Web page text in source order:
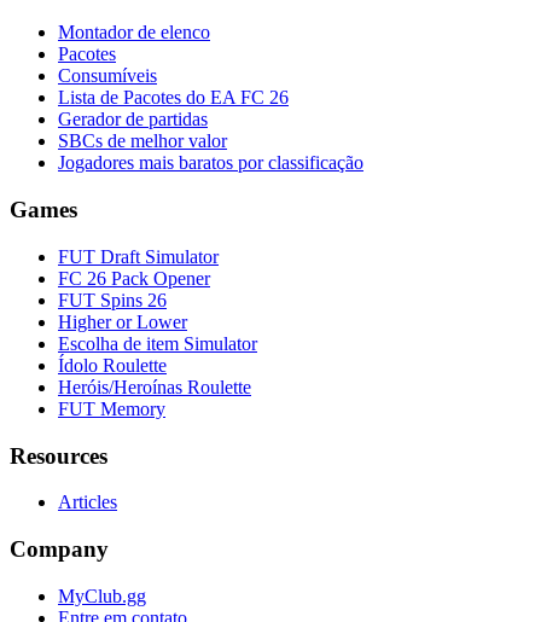
Montador de elenco
Pacotes
Consumíveis
Lista de Pacotes do EA FC 26
Gerador de partidas
SBCs de melhor valor
Jogadores mais baratos por classificação
Games
FUT Draft Simulator
FC 26 Pack Opener
FUT Spins 26
Higher or Lower
Escolha de item Simulator
Ídolo Roulette
Heróis/Heroínas Roulette
FUT Memory
Resources
Articles
Company
MyClub.gg
Entre em contato